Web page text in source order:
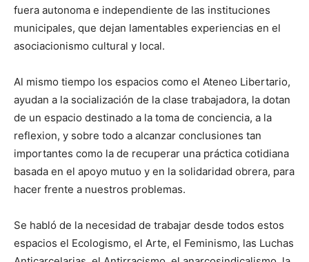
fuera autonoma e independiente de las instituciones
municipales, que dejan lamentables experiencias en el
asociacionismo cultural y local.
Al mismo tiempo los espacios como el Ateneo Libertario,
ayudan a la socialización de la clase trabajadora, la dotan
de un espacio destinado a la toma de conciencia, a la
reflexion, y sobre todo a alcanzar conclusiones tan
importantes como la de recuperar una práctica cotidiana
basada en el apoyo mutuo y en la solidaridad obrera, para
hacer frente a nuestros problemas.
Se habló de la necesidad de trabajar desde todos estos
espacios el Ecologismo, el Arte, el Feminismo, las Luchas